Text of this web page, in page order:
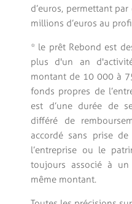
d’euros, permettant
millions d’euros au
* le prêt Rebond est
plus d'un an
montant de 10 000 à
fonds propres de
est d’une durée de
différé de
accordé sans prise
l’entreprise ou le
toujours associé à
même montant.